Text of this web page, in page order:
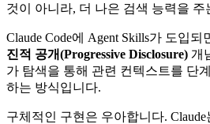
것이 아니라, 더 나은 검색 능력을 주
Claude Code에 Agent Skills가 도입
진적 공개(Progressive Disclosure) 개
가 탐색을 통해 관련 컨텍스트를 단
하는 방식입니다.
구체적인 구현은 우아합니다.